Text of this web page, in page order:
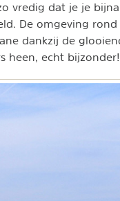
vredig dat je je
De omgeving rond
dankzij de
heen, echt bijzonder!